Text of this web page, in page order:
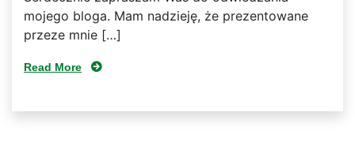
mojego bloga. Mam nadzieję, że prezentowane
przeze mnie […]
Read More